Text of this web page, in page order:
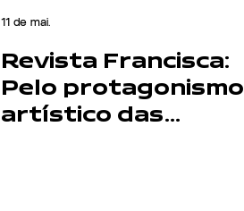
Revista Francisca:
Pelo protagonismo
artístico das
11 de mai.